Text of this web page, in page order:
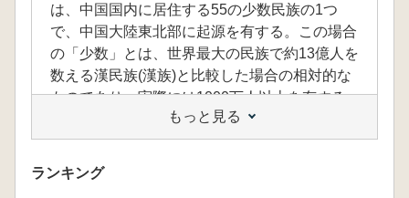
は、中国国内に居住する55の少数民族の1つ
で、中国大陸東北部に起源を有する。この場合
の「少数」とは、世界最大の民族で約13億人を
数える漢民族(漢族)と比較した場合の相対的な
ものであり、実際には1000万人以上を有する
満洲族は、古くはジュシェン(女真・女直)と
呼称していたが、主人を意味する「ベイレ」と
いう言葉と対比して、ジュシェンは「隷民」と
もっと見る
ランキング